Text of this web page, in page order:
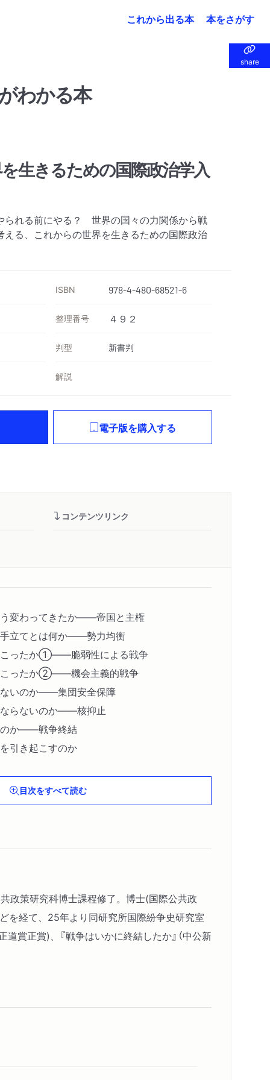
これから出る本 本をさがす
share
share
わかる本
生きるための国際政治学入
れる前にやる？ 世界の国々の力関係から戦
る、これからの世界を生きるための国際政治
ISBN 978-4-480-68521-6
整理番号 ４９２
判型 新書判
解説
電子版を購入する
コンテンツリンク
変わってきたか――帝国と主権
立てとは何か――勢力均衡
ったか①――脆弱性による戦争
ったか②――機会主義的戦争
いのか――集団安全保障
らないのか――核抑止
か――戦争終結
引き起こすのか
目次をすべて読む
政策研究科博士課程修了。博士(国際公共政
を経て、25年より同研究所国際紛争史研究室
賞正賞)、『戦争はいかに終結したか』（中公新